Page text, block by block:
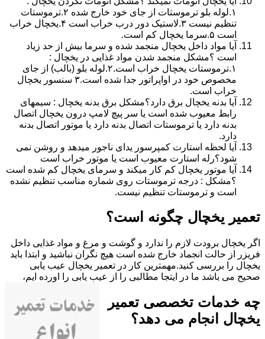
۱.لوله بلو ترموستات از جای خود خارج شده ۲.ترموستات
تنظیم نیست ۳.لاستیک دور درب خراب است ۴.یخچال خراب
است ۵.سرما یخچال کم است.
آیا مواد داخل یخچال منجمد شده و سرما بیش از حد زیاد
است ؟مشکل منجمد شدن مواد غذایی در یخچال :
۱.ترموستات یخچال خراب است.۲.لوله بلو (بالب) از جای
مخصوص خود در اواپراتور جدا شده است.۳ سنسور یخچال
خراب است.
آیا بدنه یخچال برق دارد؟مشکل برق بدنه یخچال : سیمهای
رابط معیوب شده است یا سر پیچ لامپ درون یخچال اتصال
بدنه دارد یا ترموستات اتصال بدنه دارد یا موتور اتصال بدنه
دارد.
آیا لحظه استارت کمپرسور یدای ناجور میدهد و روشن نمی
شود؟رله استارت معیوب است یا موتور خراب است
آیا موتور یخچال کم کار میکند و سرمای یخچال کم شده است
؟مشکل : درجه ترموستات روی شماره مناسب تنظیم نشده
است و ترموستات تنظیم نیست.
تعمیر یخچال چگونه است؟
اگر یخچال برودت لازم را ندارد و گوشت و مرغ و مواد غذایی داخل
فریزر از حالت انجماد خارج شده است هیچ نگران نباشید و ابتدا باید
یخچال را بررسی کنید.مهمترین کار در تعمیر یخچال عیب یابی
صحیح می باشد ما در ایتجا مطالبی را از عیب یابی را اورده ایم،
چه خدمات تخصصی تعمیر
یخچال انجام می دهد؟